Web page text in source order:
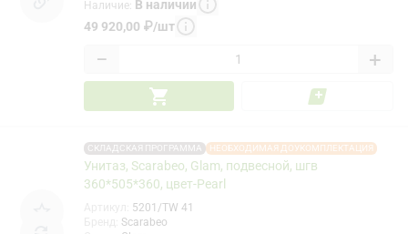
Наличие: В наличии
49 920,00 ₽/шт
− +
СКЛАДСКАЯ ПРОГРАММА НЕОБХОДИМАЯ ДОУКОМПЛЕКТАЦИЯ
Унитаз, Scarabeo, Glam, подвесной, шгв
360*505*360, цвет-Pearl
5201/TW 41
Scarabeo